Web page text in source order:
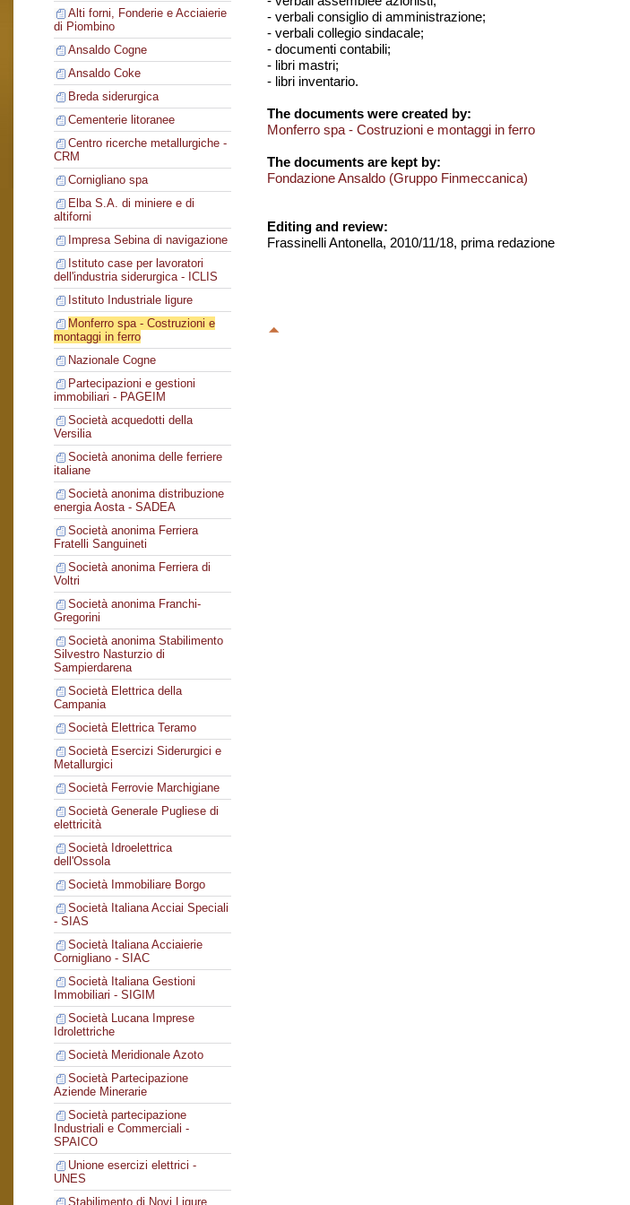
Alti forni, Fonderie e Acciaierie
di Piombino
Ansaldo Cogne
Ansaldo Coke
Breda siderurgica
Cementerie litoranee
Centro ricerche metallurgiche -
CRM
Cornigliano spa
Elba S.A. di miniere e di
altiforni
Impresa Sebina di navigazione
Istituto case per lavoratori
dell'industria siderurgica - ICLIS
Istituto Industriale ligure
Monferro spa - Costruzioni e
montaggi in ferro
Nazionale Cogne
Partecipazioni e gestioni
immobiliari - PAGEIM
Società acquedotti della
Versilia
Società anonima delle ferriere
italiane
Società anonima distribuzione
energia Aosta - SADEA
Società anonima Ferriera
Fratelli Sanguineti
Società anonima Ferriera di
Voltri
Società anonima Franchi-
Gregorini
Società anonima Stabilimento
Silvestro Nasturzio di
Sampierdarena
Società Elettrica della
Campania
Società Elettrica Teramo
Società Esercizi Siderurgici e
Metallurgici
Società Ferrovie Marchigiane
Società Generale Pugliese di
elettricità
Società Idroelettrica
dell'Ossola
Società Immobiliare Borgo
Società Italiana Acciai Speciali
- SIAS
Società Italiana Acciaierie
Cornigliano - SIAC
Società Italiana Gestioni
Immobiliari - SIGIM
Società Lucana Imprese
Idrolettriche
Società Meridionale Azoto
Società Partecipazione
Aziende Minerarie
Società partecipazione
Industriali e Commerciali -
SPAICO
Unione esercizi elettrici -
UNES
Stabilimento di Novi Ligure
- verbali consiglio di amministrazione;
- verbali collegio sindacale;
- documenti contabili;
- libri mastri;
- libri inventario.
The documents were created by:
Monferro spa - Costruzioni e montaggi in ferro
The documents are kept by:
Fondazione Ansaldo (Gruppo Finmeccanica)
Editing and review:
Frassinelli Antonella, 2010/11/18, prima redazione